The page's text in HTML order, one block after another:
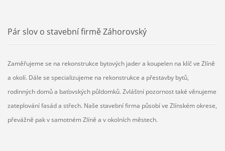
Pár slov o stavební firmě Záhorovský
Zaměřujeme se na rekonstrukce bytových jader a koupelen na klíč ve Zlíně
a okolí. Dále se specializujeme na rekonstrukce a přestavby bytů,
rodinných domů a baťovských půldomků. Zvláštní pozornost také věnujeme
zateplování fasád a střech. Naše stavební firma působí ve Zlínském okrese,
převážně pak v samotném Zlíně a v okolních městech.